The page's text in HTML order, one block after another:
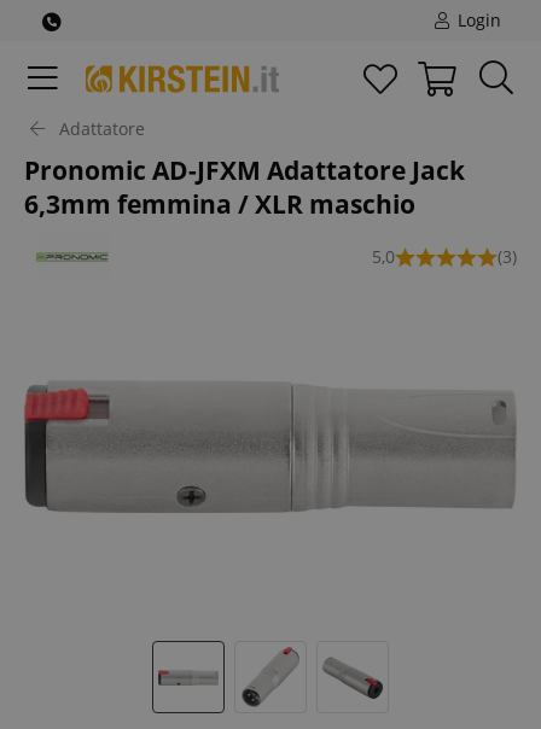
Login
Adattatore
Pronomic AD-JFXM Adattatore Jack
6,3mm femmina / XLR maschio
5,0 (3)